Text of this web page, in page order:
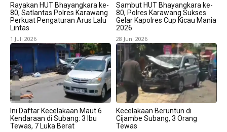
Rayakan HUT Bhayangkara ke-
80, Satlantas Polres Karawang
Perkuat Pengaturan Arus Lalu
Lintas
1 Juli 2026
Sambut HUT Bhayangkara ke-
80, Polres Karawang Sukses
Gelar Kapolres Cup Kicau Mania
2026
28 Juni 2026
Ini Daftar Kecelakaan Maut 6
Kendaraan di Subang: 3 Ibu
Tewas, 7 Luka Berat
Kecelakaan Beruntun di
Cijambe Subang, 3 Orang
Tewas